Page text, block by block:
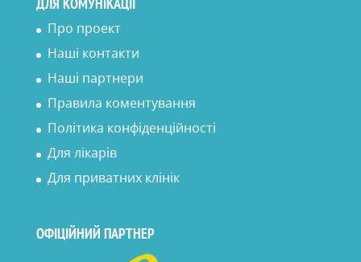
Про проект
Наші контакти
Наші партнери
Правила коментування
Політика конфіденційності
Для лікарів
Для приватних клінік
ОФІЦІЙНИЙ ПАРТНЕР